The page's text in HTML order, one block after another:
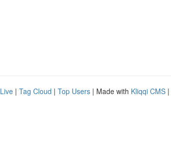
Live | Tag Cloud | Top Users | Made with Kliqqi CMS |